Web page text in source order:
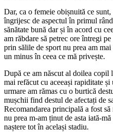
Dar, ca o femeie obișnuită ce sunt,
îngrijesc de aspectul în primul
sănătate bună dar și în acord cu
am răbdare să petrec ore întregi
prin sălile de sport nu prea am
un minus în ceea ce mă privește.
După ce am născut al doilea copil
mai refăcut cu aceeași rapiditate
urmare am rămas cu o burtică
mușchii find destul de afectați de
Recomandarea principală a fost
nu prea m-am ținut de asta iată-
naștere tot în același stadiu.